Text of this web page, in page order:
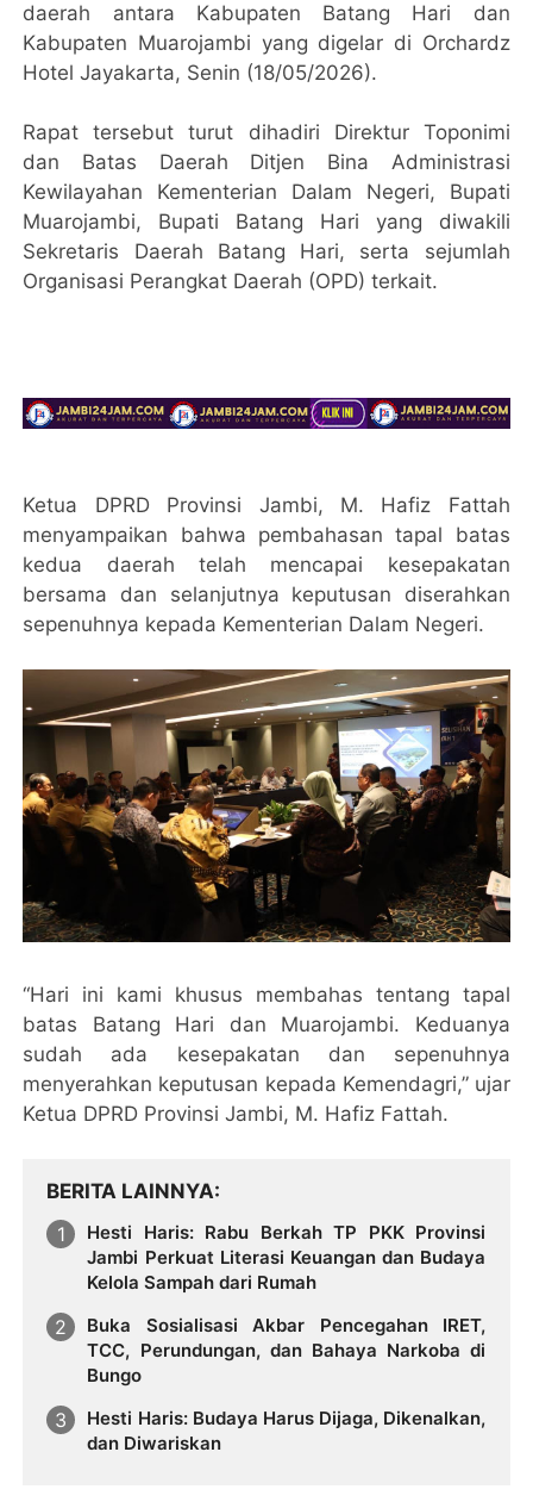
daerah antara Kabupaten Batang Hari dan
Kabupaten Muarojambi yang digelar di Orchardz
Hotel Jayakarta, Senin (18/05/2026).
Rapat tersebut turut dihadiri Direktur Toponimi
dan Batas Daerah Ditjen Bina Administrasi
Kewilayahan Kementerian Dalam Negeri, Bupati
Muarojambi, Bupati Batang Hari yang diwakili
Sekretaris Daerah Batang Hari, serta sejumlah
Organisasi Perangkat Daerah (OPD) terkait.
Ketua DPRD Provinsi Jambi, M. Hafiz Fattah
menyampaikan bahwa pembahasan tapal batas
kedua daerah telah mencapai kesepakatan
bersama dan selanjutnya keputusan diserahkan
sepenuhnya kepada Kementerian Dalam Negeri.
“Hari ini kami khusus membahas tentang tapal
batas Batang Hari dan Muarojambi. Keduanya
sudah ada kesepakatan dan sepenuhnya
menyerahkan keputusan kepada Kemendagri,” ujar
Ketua DPRD Provinsi Jambi, M. Hafiz Fattah.
BERITA LAINNYA
Hesti Haris: Rabu Berkah TP PKK Provinsi
Jambi Perkuat Literasi Keuangan dan Budaya
Kelola Sampah dari Rumah
Buka Sosialisasi Akbar Pencegahan IRET,
TCC, Perundungan, dan Bahaya Narkoba di
Bungo
Hesti Haris: Budaya Harus Dijaga, Dikenalkan,
dan Diwariskan